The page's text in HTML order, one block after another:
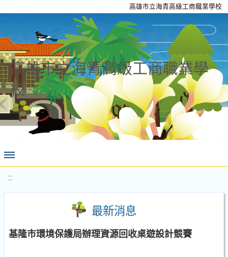
高雄市立海青高級工商職業學校
高雄市立海青高級工商職業學
校
:::
最新消息
基隆市環境保護局辦理資源回收桌遊設計競賽